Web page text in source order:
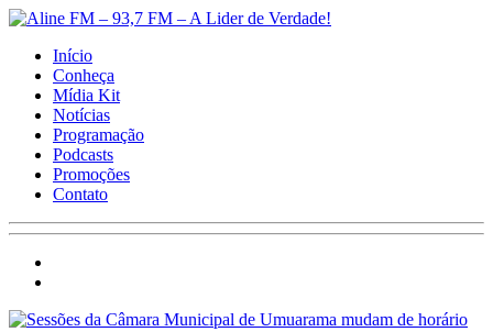
Início
Conheça
Mídia Kit
Notícias
Programação
Podcasts
Promoções
Contato